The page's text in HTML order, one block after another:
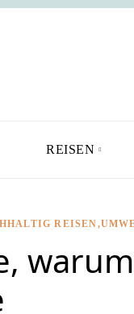
REISEN
REISEN